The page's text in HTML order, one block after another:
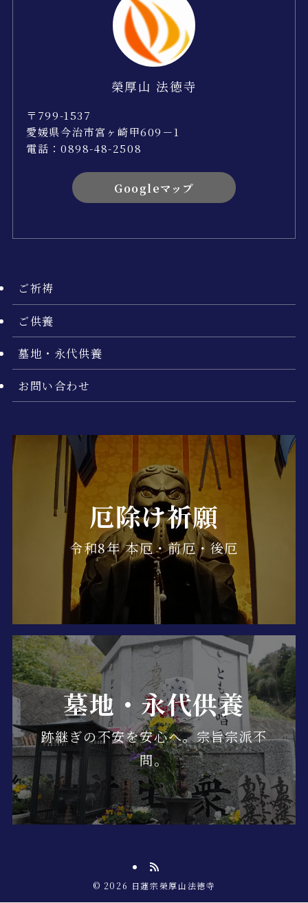
榮厚山 法徳寺
〒799-1537
愛媛県今治市宮ヶ崎甲609－1
電話：0898-48-2508
Googleマップ
ご祈祷
ご供養
墓地・永代供養
お問い合わせ
厄除け祈願
令和8年 本厄・前厄・後厄
墓地・永代供養
跡継ぎの不安を安心へ。宗旨宗派不
問。
© 2026 日蓮宗榮厚山法徳寺